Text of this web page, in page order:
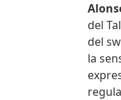
del
del
la